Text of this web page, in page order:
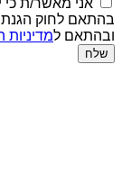
אני מאשר/ת כי
ובהתאם למדיניות
שלח